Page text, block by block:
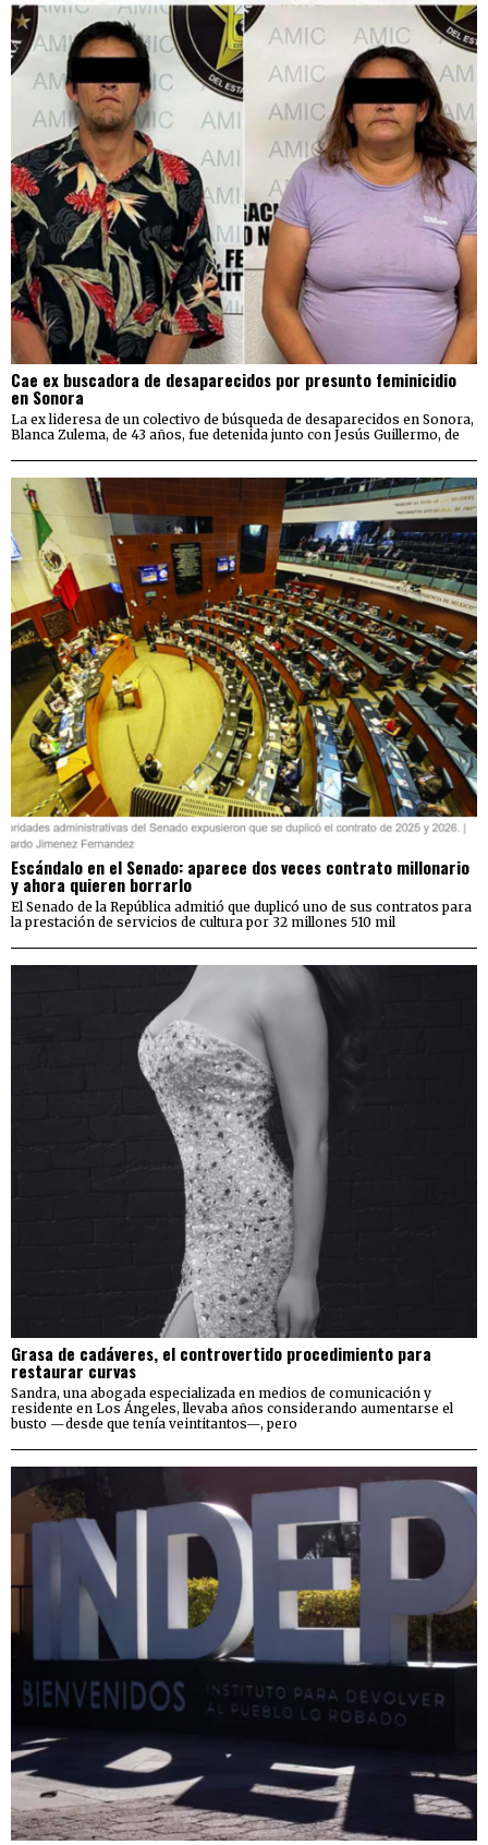
Cae ex buscadora de desaparecidos por presunto feminicidio
en Sonora
La ex lideresa de un colectivo de búsqueda de desaparecidos en Sonora,
Blanca Zulema, de 43 años, fue detenida junto con Jesús Guillermo, de
Escándalo en el Senado: aparece dos veces contrato millonario
y ahora quieren borrarlo
El Senado de la República admitió que duplicó uno de sus contratos para
la prestación de servicios de cultura por 32 millones 510 mil
Grasa de cadáveres, el controvertido procedimiento para
restaurar curvas
Sandra, una abogada especializada en medios de comunicación y
residente en Los Ángeles, llevaba años considerando aumentarse el
busto —desde que tenía veintitantos—, pero